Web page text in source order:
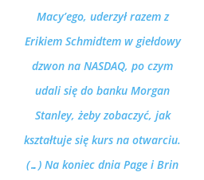
Macy’ego, uderzył razem z
Erikiem Schmidtem w giełdowy
dzwon na NASDAQ, po czym
udali się do banku Morgan
Stanley, żeby zobaczyć, jak
kształtuje się kurs na otwarciu.
(…) Na koniec dnia Page i Brin